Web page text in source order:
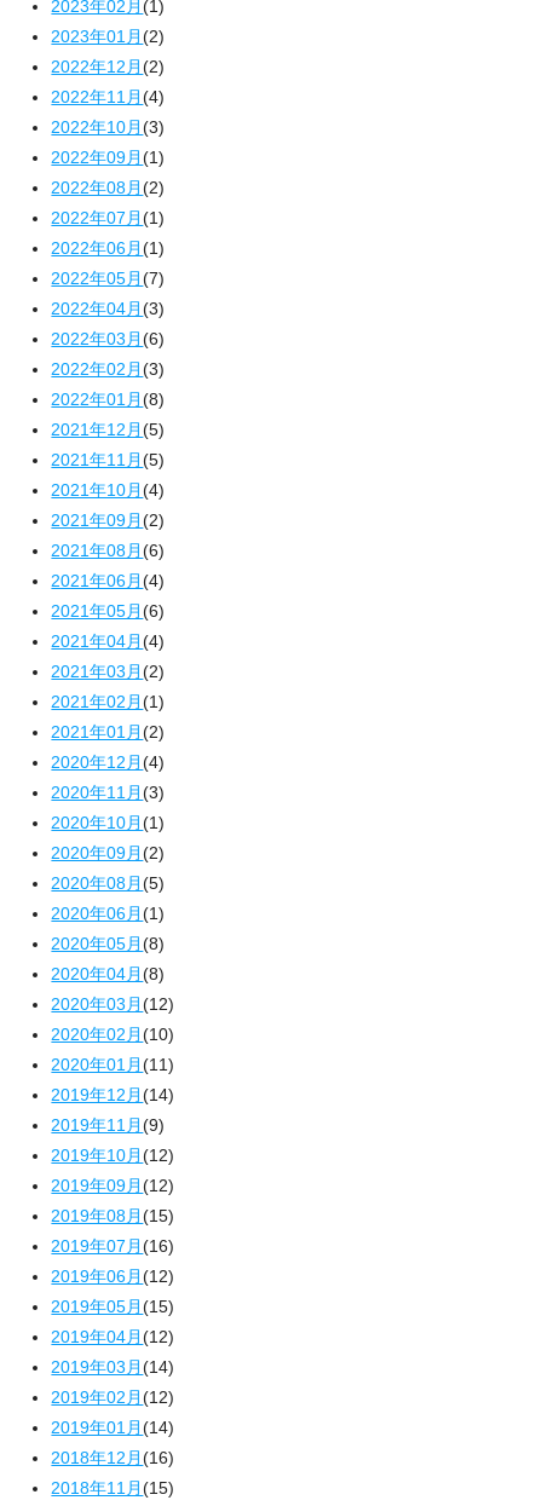
2023年02月(1)
2023年01月(2)
2022年12月(2)
2022年11月(4)
2022年10月(3)
2022年09月(1)
2022年08月(2)
2022年07月(1)
2022年06月(1)
2022年05月(7)
2022年04月(3)
2022年03月(6)
2022年02月(3)
2022年01月(8)
2021年12月(5)
2021年11月(5)
2021年10月(4)
2021年09月(2)
2021年08月(6)
2021年06月(4)
2021年05月(6)
2021年04月(4)
2021年03月(2)
2021年02月(1)
2021年01月(2)
2020年12月(4)
2020年11月(3)
2020年10月(1)
2020年09月(2)
2020年08月(5)
2020年06月(1)
2020年05月(8)
2020年04月(8)
2020年03月(12)
2020年02月(10)
2020年01月(11)
2019年12月(14)
2019年11月(9)
2019年10月(12)
2019年09月(12)
2019年08月(15)
2019年07月(16)
2019年06月(12)
2019年05月(15)
2019年04月(12)
2019年03月(14)
2019年02月(12)
2019年01月(14)
2018年12月(16)
2018年11月(15)